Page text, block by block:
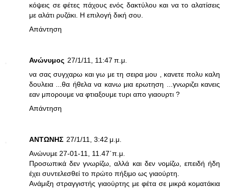
κόψεις σε φέτες πάχους ενός δακτύλου και να το αλατίσεις
με αλάτι ρυζάκι. Η επιλογή δική σου.
Απάντηση
Ανώνυμος 27/1/11, 11:47 π.μ.
να σας συγχαρω και γω με τη σειρα μου , κανετε πολυ καλη
δουλεια ...θα ήθελα να κανω μια ερωτηση ...γνωριζει κανεις
εαν μπορουμε να φτιαξουμε τυρι απο γιαουρτι ?
Απάντηση
ΑΝΤΩΝΗΣ 27/1/11, 3:42 μ.μ.
Ανώνυμε 27-01-11, 11.47΄π.μ.
Προσωπικά δεν γνωρίζω, αλλά και δεν νομίζω, επειδή ήδη
έχει συντελεσθεί το πρώτο πήξιμο ως γιαούρτη.
Ανάμιξη στραγγιστής γιαούρτης με φέτα σε μικρά κοματάκια